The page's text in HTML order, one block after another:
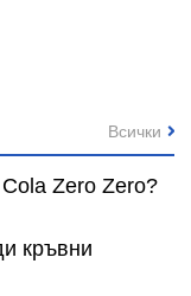
Zero Zero?
кръвни
Всички